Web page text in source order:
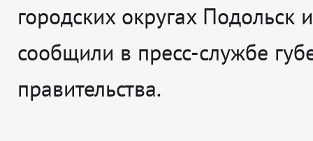
городских округах
сообщили в пресс-службе
правительства.